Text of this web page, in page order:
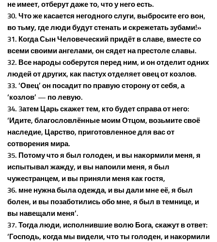
не имеет, отберут даже то, что у него есть.
30. Что же касается негодного слуги, выбросите его вон,
во тьму, где люди будут стенать и скрежетать зубами!»
31. Когда Сын Человеческий придёт в славе, вместе со
всеми своими ангелами, он сядет на престоле славы.
32. Все народы соберутся перед ним, и он отделит одних
людей от других, как пастух отделяет овец от козлов.
33. ‘Овец’ он посадит по правую сторону от себя, а
‘козлов’ — по левую.
34. 3атем Царь скажет тем, кто будет справа от него:
‘Идите, благословлённые моим Отцом, возьмите своё
наследие, Царство, приготовленное для вас от
сотворения мира.
35. Потому что я был голоден, и вы накормили меня, я
испытывал жажду, и вы напоили меня, я был
чужестранцем, и вы приняли меня как гостя,
36. мне нужна была одежда, и вы дали мне её, я был
болен, и вы позаботились обо мне, я был в темнице, и
вы навещали меня’.
37. Тогда люди, исполнившие волю Бога, скажут в ответ:
‘Господь, когда мы видели, что ты голоден, и накормили